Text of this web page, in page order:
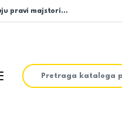
pravi majstori…
Search for: